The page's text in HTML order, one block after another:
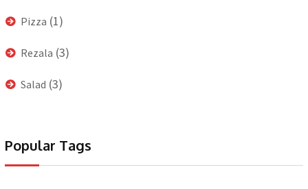
Pizza (1)
Rezala (3)
Salad (3)
Popular Tags